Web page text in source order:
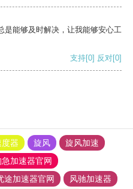
是能够及时解决，让我能够安心工
支持[0] 反对[0]
器 旋风
旋风加速
急加速器官网
途加速器官网
风驰加速器